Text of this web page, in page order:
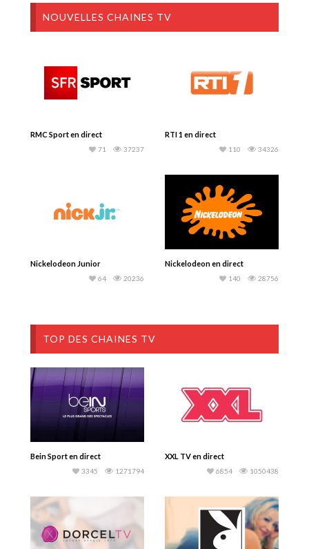
NOUVELLES CHAINES TV
RMC Sport en direct
37237
71
RTI 1 en direct
34326
110
Nickelodeon Junior
20236
64
Nickelodeon en direct
28756
140
TOP DES CHAINES TV
Bein Sport en direct
1271794
3345
XXL TV en direct
1050438
6854